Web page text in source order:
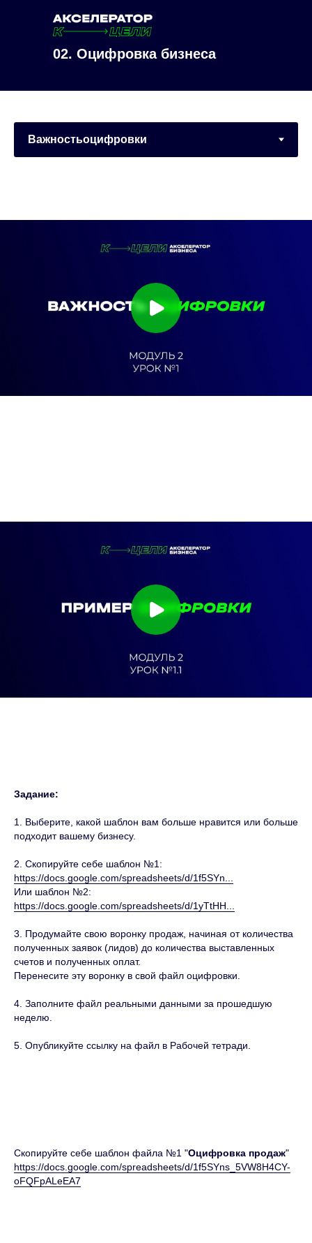
02. Оцифровка бизнеса
Задание:
1. Выберите, какой шаблон вам больше нравится или больше
подходит вашему бизнесу.
2. Скопируйте себе шаблон №1:
https://docs.google.com/spreadsheets/d/1f5SYn...
Или шаблон №2:
https://docs.google.com/spreadsheets/d/1yTtHH...
3. Продумайте свою воронку продаж, начиная от количества
полученных заявок (лидов) до количества выставленных
счетов и полученных оплат.
Перенесите эту воронку в свой файл оцифровки.
4. Заполните файл реальными данными за прошедшую
неделю.
5. Опубликуйте ссылку на файл в Рабочей тетради.
Скопируйте себе шаблон файла №1 "Оцифровка продаж"
https://docs.google.com/spreadsheets/d/1f5SYns_5VW8H4CY-
oFQFpALeEA7